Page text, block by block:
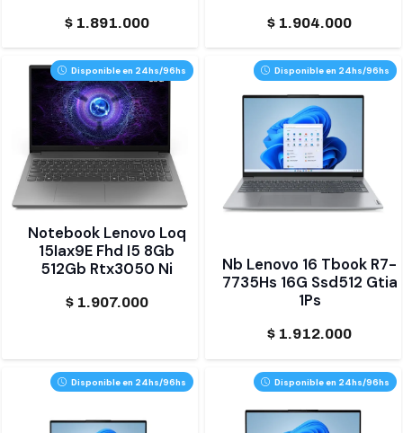
$1.891.000 $ 1.904.000
Disponible en 24hs/96hs
Notebook Lenovo Loq
15Iax9E Fhd I5 8Gb
512Gb Rtx3050 Ni
$1.907.000
Disponible en 24hs/96hs
Nb Lenovo 16 Tbook R7-
7735Hs 16G Ssd512 Gtia
1Ps
$ 1.912.000
Disponible en 24hs/96hs Disponible en 24hs/96hs